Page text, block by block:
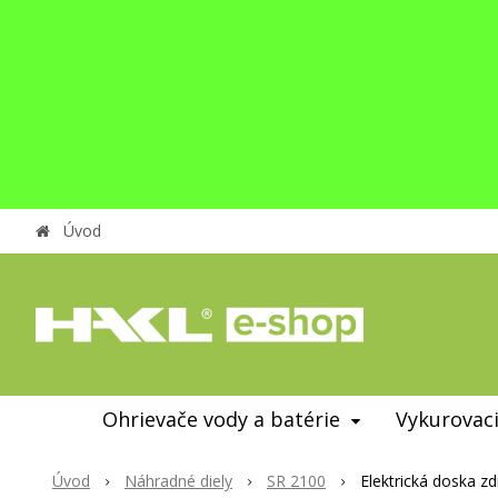
Úvod
Ohrievače vody a batérie
Úvod Náhradné diely SR 2100 Elektrická doska